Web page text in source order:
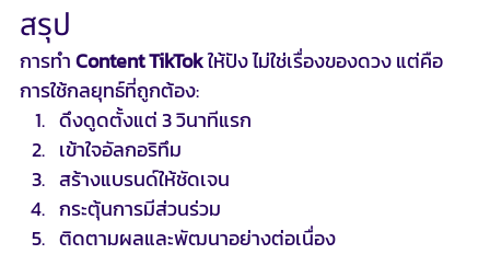
สรุป
การทำ Content TikTok ให้ปัง ไม่ใช่เรื่องของดวง แต่คือ
การใช้กลยุทธ์ที่ถูกต้อง:
ดึงดูดตั้งแต่ 3 วินาทีแรก
เข้าใจอัลกอริทึม
สร้างแบรนด์ให้ชัดเจน
กระตุ้นการมีส่วนร่วม
ติดตามผลและพัฒนาอย่างต่อเนื่อง